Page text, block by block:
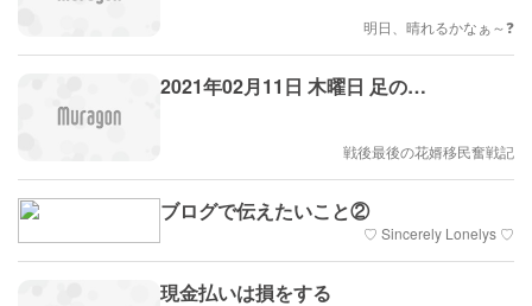
明日、晴れるかなぁ～❓️
2021年02月11日 木曜日 足の…
戦後最後の花婿移民奮戦記
ブログで伝えたいこと②
♡ Sincerely Lonelys ♡
現金払いは損をする